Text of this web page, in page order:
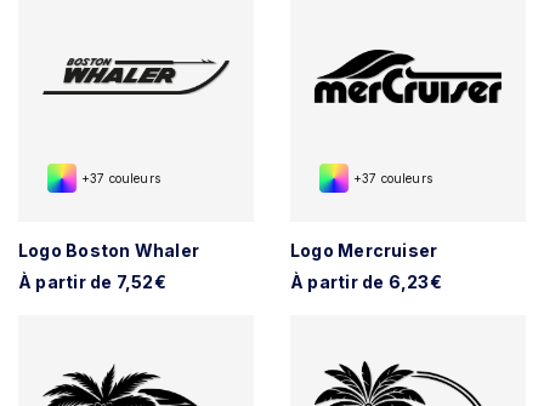
+37 couleurs
Logo Boston Whaler
À partir de 7,52€
+37 couleurs
Logo Mercruiser
À partir de 6,23€